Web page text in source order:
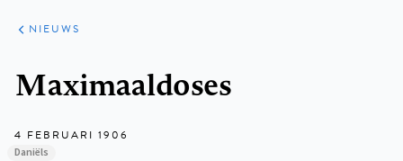
ARTIKELEN
HET
KORT
NIEUWS
Maximaaldoses
4 FEBRUARI 1906
Daniëls